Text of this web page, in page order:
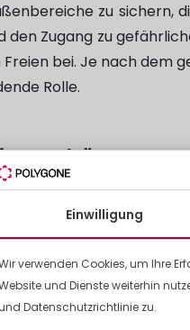
zu sichern,
Zugang zu
bei. Je nach dem
Rolle.
der Zaun auch
Garten vor fremden
Grad an
Momente geeignet
Einwilligung
verwenden Cookies, um Ihre
und Dienste weiterhin
Datenschutzrichtlinie zu.